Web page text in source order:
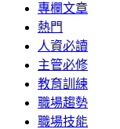
專欄文章
熱門
人資必讀
主管必修
教育訓練
職場趨勢
職場技能